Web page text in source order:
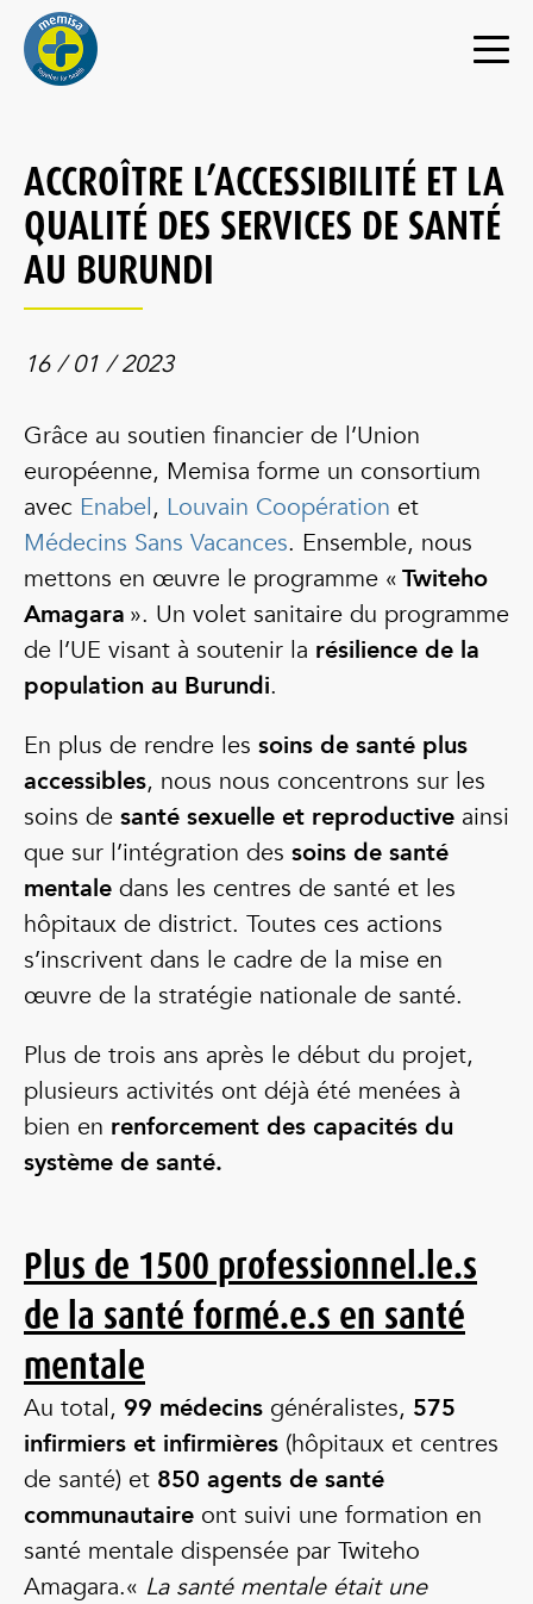
ACCROÎTRE L’ACCESSIBILITÉ ET LA
QUALITÉ DES SERVICES DE SANTÉ
AU BURUNDI
16 / 01 / 2023
Grâce au soutien financier de l’Union
européenne, Memisa forme un consortium
avec Enabel, Louvain Coopération et
Médecins Sans Vacances. Ensemble, nous
mettons en œuvre le programme «Twiteho
Amagara ». Un volet sanitaire du programme
de l’UE visant à soutenir la résilience de la
population au Burundi.
En plus de rendre les soins de santé plus
accessibles, nous nous concentrons sur les
soins de santé sexuelle et reproductive ainsi
que sur l’intégration des soins de santé
mentale dans les centres de santé et les
hôpitaux de district. Toutes ces actions
s’inscrivent dans le cadre de la mise en
œuvre de la stratégie nationale de santé.
Plus de trois ans après le début du projet,
plusieurs activités ont déjà été menées à
bien en renforcement des capacités du
système de santé.
Plus de 1500 professionnel.le.s
de la santé formé.e.s en santé
mentale
Au total, 99 médecins généralistes, 575
infirmiers et infirmières (hôpitaux et centres
de santé) et 850 agents de santé
communautaire ont suivi une formation en
santé mentale dispensée par Twiteho
Amagara.« La santé mentale était une